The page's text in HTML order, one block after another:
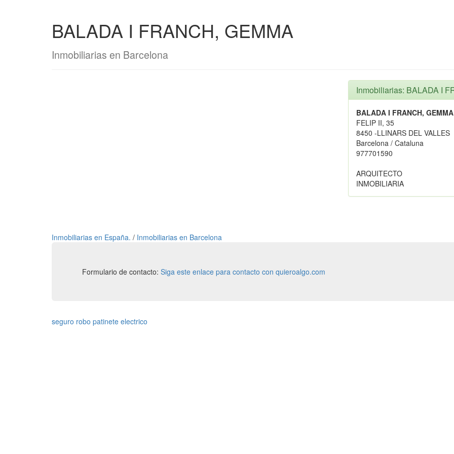
BALADA I FRANCH, GEMMA
Inmobiliarias en Barcelona
Inmobiliarias: BALADA I
BALADA I FRANCH, GEMMA
FELIP II, 35
8450 -LLINARS DEL VALLES
Barcelona / Cataluna
977701590
ARQUITECTO
INMOBILIARIA
Inmobiliarias en España. / Inmobiliarias en Barcelona
Formulario de contacto: Siga este enlace para contacto con quieroalgo.com
seguro robo patinete electrico